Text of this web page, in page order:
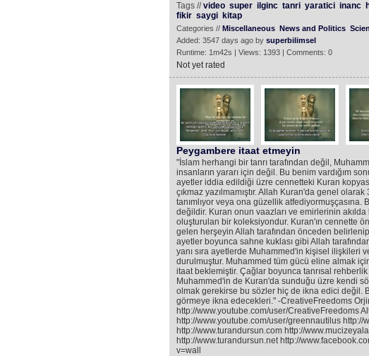
Tags //video super ilginc tanri yaratici inanc
fikir saygi kitap
Categories // Miscellaneous News and Politics
Added: 3547 days ago by superbilimsel
Runtime: 1m42s | Views: 1393 | Comments: 0
Not yet rated
Peygambere itaat etmeyin
"İslam herhangi bir tanrı tarafından değil,
insanların yararı için değil. Bu benim vardığım
ayetler iddia edildiği üzre cennetteki Kuran
çıkmaz yazılmamıştır. Allah Kuran'da genel
tanımlıyor veya ona güzellik atfediyormuşçasına.
değildir. Kuran onun vaazları ve emirlerinin akılda
oluşturulan bir koleksiyondur. Kuran'ın cennette
gelen herşeyin Allah tarafından önceden
ayetler boyunca sahne kuklası gibi Allah
yanı sıra ayetlerde Muhammed'in kişisel ilişkileri
durulmuştur. Muhammed tüm gücü eline almak
itaat beklemiştir. Çağlar boyunca tanrısal
Muhammed'in de Kuran'da sunduğu üzre kendi
olmak gerekirse bu sözler hiç de ikna edici değil.
görmeye ikna edecekleri." -CreativeFreedoms
http://www.youtube.com/user/CreativeFreedoms
http://www.youtube.com/user/greennautilus http://
http://www.turandursun.com http://
http://www.turandursun.net http://
v=wall